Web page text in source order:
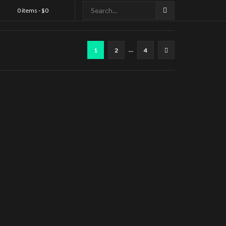
0 items -$0
1 2 … 4